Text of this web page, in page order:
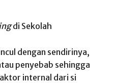
di Sekolah
dengan sendirinya,
penyebab sehingga
internal dari si